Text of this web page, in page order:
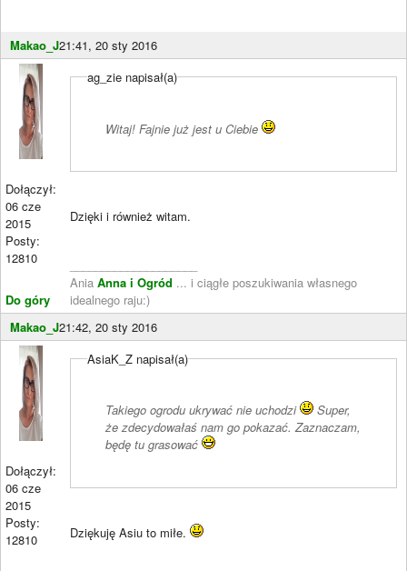
Makao_J21:41, 20 sty 2016
Dołączył:
06 cze
2015
Posty:
12810
Do góry
ag_zie napisał(a)
Witaj! Fajnie już jest u Ciebie
Dzięki i również witam.
Ania Anna i Ogród ... i ciągłe poszukiwania własnego
idealnego raju:)
Makao_J21:42, 20 sty 2016
Dołączył:
06 cze
2015
Posty:
12810
AsiaK_Z napisał(a)
Takiego ogrodu ukrywać nie uchodzi
Super,
że zdecydowałaś nam go pokazać. Zaznaczam,
będę tu grasować
Dziękuję Asiu to miłe.